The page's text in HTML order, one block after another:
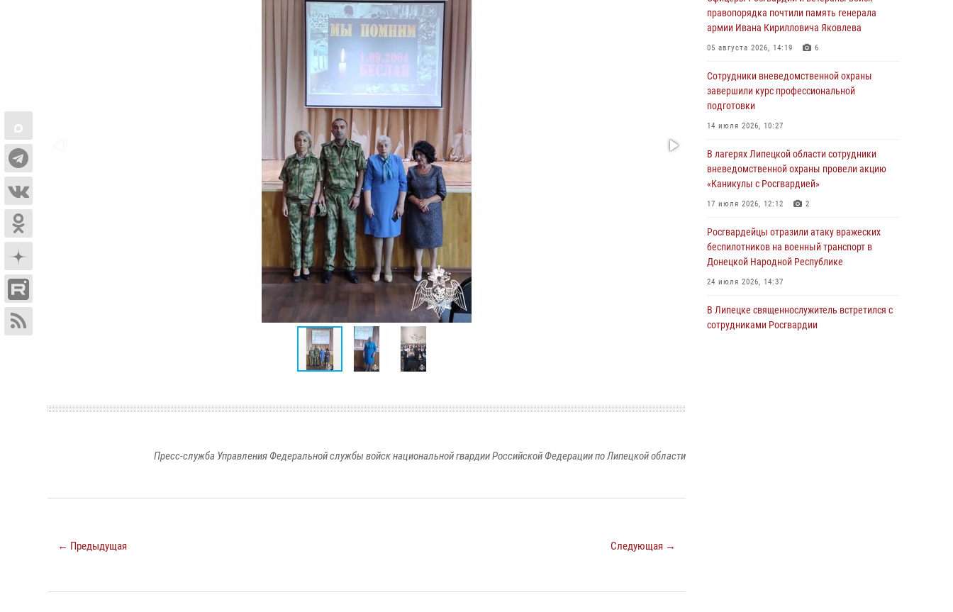
Пресс-служба Управления Федеральной службы войск национальной гвардии Российской Федерации по Липецкой области
← Предыдущая Следующая →
В ЛНР спецназовцы Росгвардии уничтожили
ударные и разведывательные беспилотники
04 августа 2026, 09:05
Росгвардия обеспечила безопасность
граждан на праздновании Дня ВДВ в
03 августа 2026, 13:43 1
Росгвардейцы обеспечили безопасность
граждан в День Лев-Толстовского района
Росгвардия противодействует БПЛА ВСУ на
южном направлении (видео)
03 августа 2026, 13:39
правопорядка почтили память генерала
армии Ивана Кирилловича Яковлева
05 августа 2026, 14:19 6
Сотрудники вневедомственной охраны
завершили курс профессиональной
подготовки
14 июля 2026, 10:27
В лагерях Липецкой области сотрудники
вневедомственной охраны провели акцию
«Каникулы с Росгвардией»
17 июля 2026, 12:12 2
Росгвардейцы отразили атаку вражеских
беспилотников на военный транспорт в
Донецкой Народной Республике
24 июля 2026, 14:37
В Липецке священнослужитель встретился с
сотрудниками Росгвардии